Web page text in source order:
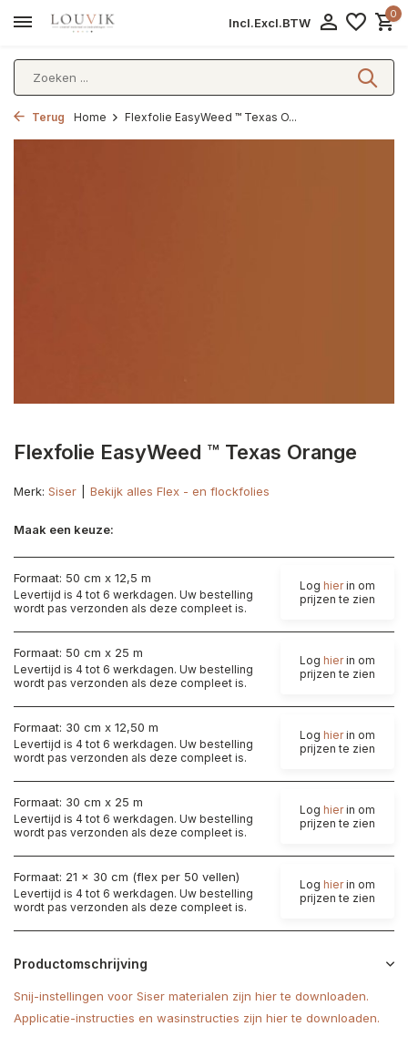
Incl.Excl.BTW
0
Terug Home Flexfolie EasyWeed ™ Texas O...
Flexfolie EasyWeed ™ Texas Orange
Merk: Siser Bekijk alles Flex - en flockfolies
Maak een keuze:
Formaat: 50 cm x 12,5 m
Levertijd is 4 tot 6 werkdagen. Uw bestelling
wordt pas verzonden als deze compleet is.
Log hierin om
prijzen te zien
Formaat: 50 cm x 25 m
Levertijd is 4 tot 6 werkdagen. Uw bestelling
wordt pas verzonden als deze compleet is.
Log hierin om
prijzen te zien
Formaat: 30 cm x 12,50 m
Levertijd is 4 tot 6 werkdagen. Uw bestelling
wordt pas verzonden als deze compleet is.
Log hierin om
prijzen te zien
Formaat: 30 cm x 25 m
Levertijd is 4 tot 6 werkdagen. Uw bestelling
wordt pas verzonden als deze compleet is.
Log hierin om
prijzen te zien
Formaat: 21 x 30 cm (flex per 50 vellen)
Levertijd is 4 tot 6 werkdagen. Uw bestelling
wordt pas verzonden als deze compleet is.
Log hierin om
prijzen te zien
Productomschrijving
Snij-instellingen voor Siser materialen zijn hier te downloaden.
Applicatie-instructies en wasinstructies zijn hier te downloaden.